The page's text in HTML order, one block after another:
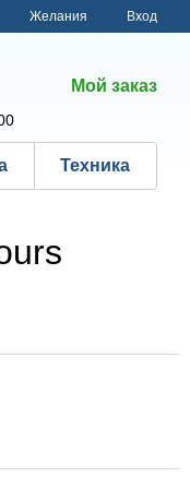
Желания Вход
Мой заказ
Техника